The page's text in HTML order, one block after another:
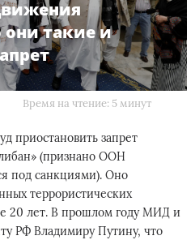
они такие и
Время на чтение: 5 минут
приостановить запрет
(признано ООН
под санкциями). Оно
террористических
20 лет. В прошлом году МИД и
РФ Владимиру Путину, что